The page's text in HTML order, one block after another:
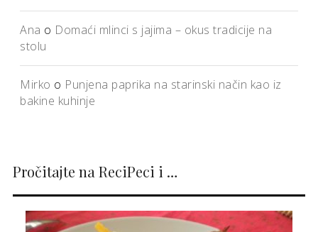
Ana o Domaći mlinci s jajima – okus tradicije na
stolu
Mirko o Punjena paprika na starinski način kao iz
bakine kuhinje
Pročitajte na ReciPeci i …